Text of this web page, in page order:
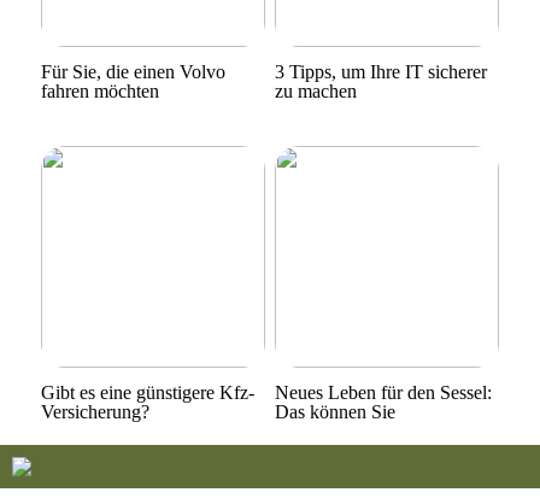
Für Sie, die einen Volvo
fahren möchten
3 Tipps, um Ihre IT sicherer
zu machen
Gibt es eine günstigere Kfz-
Versicherung?
Neues Leben für den Sessel:
Das können Sie